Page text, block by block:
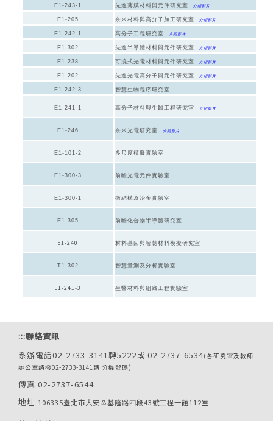
E1-243-1 先進薄膜材料與元件研究室 介紹影片
E1-205 奈米材料與高分子加工研究室 介紹影片
E1-242-1 高分子工程研究室 介紹影片
E1-302 先進半導體材料與元件研究室 介紹影片
E1-238 可撓式光電材料與元件研究室 介紹影片
E1-202 先進光電高分子與元件研究室 介紹影片
E1-242-3 智慧生物程序研究室
E1-241-1 高分子材料與生醫工程研究室 介紹影片
E1-246 奈米光電研究室 介紹影片
E1-101-2 多尺度模擬實驗室
E1-300-3 前瞻光電元件實驗室
E1-300-1 微結構及冶金實驗室
E1-305 前瞻化合物半導體研究室
E1-240 材料基因與智慧材料模擬研究室
T1-302 智慧量測及分析實驗室
E1-241-3 生醫材料與組織工程實驗室
:::聯絡資訊
系辦電話02-2733-3141轉5222或 02-2737-6534(各研究室及教師
辦公室請撥02-2733-3141轉 分機號碼)
傳真 02-2737-6544
地址 106335臺北市大安區基隆路四段43號工程一館112室